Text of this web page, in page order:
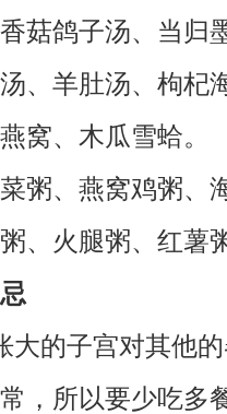
菇鸽子汤、当归
、羊肚汤、枸杞
窝、木瓜雪蛤。
粥、燕窝鸡粥、
、火腿粥、红薯
大的子宫对其他
，所以要少吃多